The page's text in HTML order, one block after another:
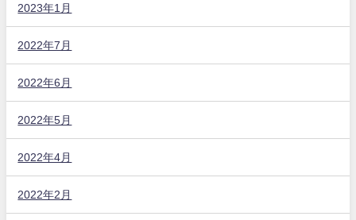
2023年1月
2022年7月
2022年6月
2022年5月
2022年4月
2022年2月